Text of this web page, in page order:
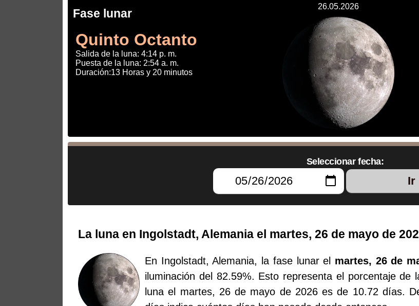
Fase lunar
Quinto Octanto
Salida de la luna: 4:14 p. m.
Puesta de la luna: 2:54 a. m.
Duración:13 Horas y 20 minutos
26.05.2026
Seleccionar fecha:
Ir
La luna en Ingolstadt, Alemania el martes, 26 de mayo de
En Ingolstadt, Alemania, la fase lunar el martes, 26 de
iluminación del 82.59%. Esto representa el porcentaje
luna el martes, 26 de mayo de 2026 es de 10.72 días.